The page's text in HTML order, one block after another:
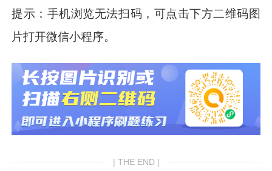
提示：手机浏览无法扫码，可点击下方二维码图
片打开微信小程序。
| THE END |